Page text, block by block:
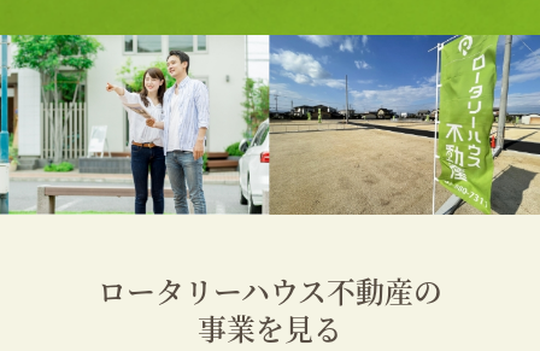
ロータリーハウス不動産の
事業を見る